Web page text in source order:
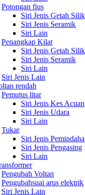
Potongan fius
Siri Jenis Getah
Siri Jenis Seramik
Siri Lain
Penangkap Kilat
Siri Jenis Getah
Siri Jenis Seramik
Siri Lain
Siri Jenis Lain
rendah
Pemutus litar
Siri Jenis Kes Acuan
Siri Jenis Udara
Siri Lain
Tukar
Siri Jenis
Siri Jenis Pengasing
Siri Lain
Pengubah Voltan
Pengubahsuai arus elektrik
Siri Jenis Lain